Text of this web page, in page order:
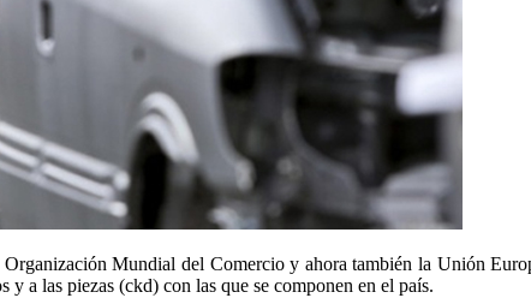
Mundial del Comercio y ahora también la Unión
a las piezas (ckd) con las que se componen en el país.